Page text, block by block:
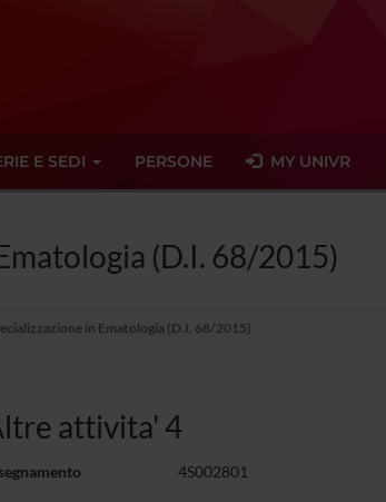
E SEDI PERSONE MY UNIVR
(D.I. 68/2015)
in Ematologia (D.I. 68/2015)
attivita' 4
4S002801